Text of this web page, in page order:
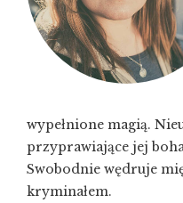
wypełnione magią.
przyprawiające jej
Swobodnie wędruje
kryminałem.